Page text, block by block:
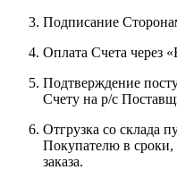
Подписание
Оплата Счета через
Подтверждение
Счету на р/с
Отгрузка со склада
Покупателю в
заказа.